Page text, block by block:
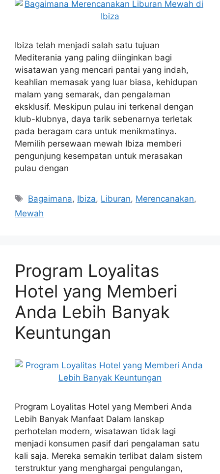
Ibiza telah menjadi salah satu tujuan
Mediterania yang paling diinginkan bagi
wisatawan yang mencari pantai yang indah,
keahlian memasak yang luar biasa, kehidupan
malam yang semarak, dan pengalaman
eksklusif. Meskipun pulau ini terkenal dengan
klub-klubnya, daya tarik sebenarnya terletak
pada beragam cara untuk menikmatinya.
Memilih persewaan mewah Ibiza memberi
pengunjung kesempatan untuk merasakan
pulau dengan
Tags
Bagaimana, Ibiza, Liburan, Merencanakan,
Mewah
Program Loyalitas
Hotel yang Memberi
Anda Lebih Banyak
Keuntungan
Program Loyalitas Hotel yang Memberi Anda
Lebih Banyak Manfaat Dalam lanskap
perhotelan modern, wisatawan tidak lagi
menjadi konsumen pasif dari pengalaman satu
kali saja. Mereka semakin terlibat dalam sistem
terstruktur yang menghargai pengulangan,